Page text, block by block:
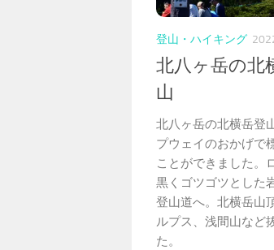
登山・ハイキング
北八ヶ岳の北
山
北八ヶ岳の北横岳登
プウェイのおかげで
ことができました。
黒くゴツゴツとした
登山道へ。北横岳山
ルプス、浅間山など
た。